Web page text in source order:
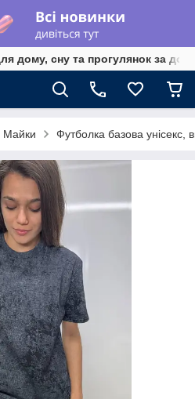
дому, сну та прогулянок за
Майки Футболка базова унісекс,